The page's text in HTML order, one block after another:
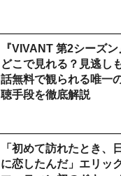
『VIVANT 第2シーズン
どこで見れる？見逃し
話無料で観られる唯一
聴手段を徹底解説
「初めて訪れたとき、
に恋したんだ」エリッ